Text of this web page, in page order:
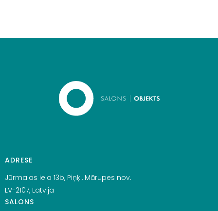
ADRESE
Jūrmalas iela 13b, Piņķi, Mārupes nov.
LV-2107, Latvija
SALONS